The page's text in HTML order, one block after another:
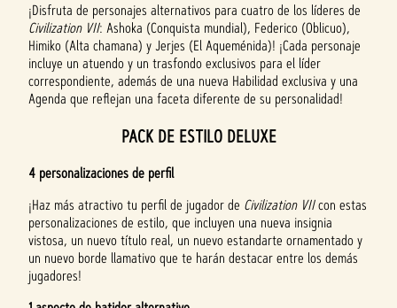
¡Disfruta de personajes alternativos para cuatro de los líderes de
Civilization VII: Ashoka (Conquista mundial), Federico (Oblicuo),
Himiko (Alta chamana) y Jerjes (El Aqueménida)! ¡Cada personaje
incluye un atuendo y un trasfondo exclusivos para el líder
correspondiente, además de una nueva Habilidad exclusiva y una
Agenda que reflejan una faceta diferente de su personalidad!
PACK DE ESTILO DELUXE
4 personalizaciones de perfil
¡Haz más atractivo tu perfil de jugador de Civilization VIIcon estas
personalizaciones de estilo, que incluyen una nueva insignia
vistosa, un nuevo título real, un nuevo estandarte ornamentado y
un nuevo borde llamativo que te harán destacar entre los demás
jugadores!